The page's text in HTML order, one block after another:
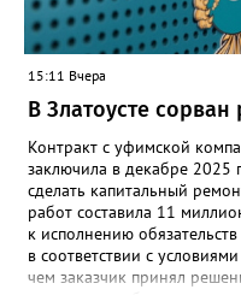
15:11 Вчера
В Златоусте
Контракт с уфимской
заключила в декабре 2025
сделать капитальный
работ составила 11
к исполнению
в соответствии с
чем заказчик принял